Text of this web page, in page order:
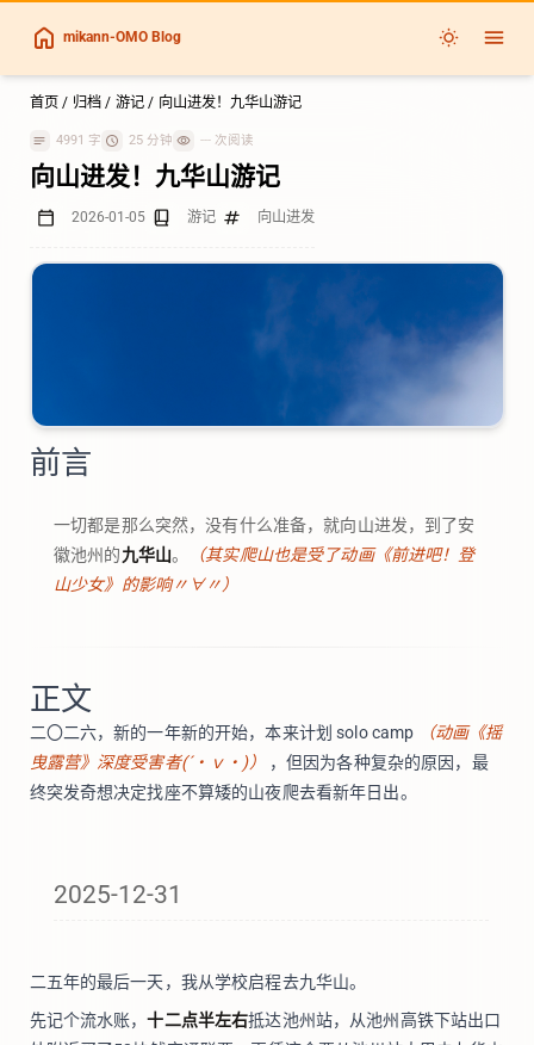
mikann-OMO Blog
首页 / 归档 / 游记 / 向山进发！九华山游记
4991 字 25 分钟 ---次阅读
向山进发！九华山游记
2026-01-05 游记 向山进发
前言
一切都是那么突然，没有什么准备，就向山进发，到了安
徽池州的九华山。
（其实爬山也是受了动画《前进吧！登
山少女》的影响〃∀〃）
正文
二〇二六，新的一年新的开始，本来计划 solo camp
（动画《摇
曳露营》深度受害者(´・ｖ・)）
，但因为各种复杂的原因，最
终突发奇想决定找座不算矮的山夜爬去看新年日出。
2025-12-31
二五年的最后一天，我从学校启程去九华山。
先记个流水账，十二点半左右抵达池州站，从池州高铁下站出口